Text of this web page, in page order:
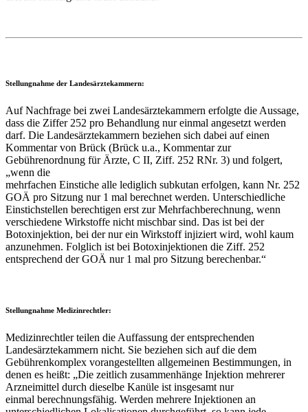
Stellungnahme der Landesärztekammern:
Auf Nachfrage bei zwei Landesärztekammern erfolgte die Aussage,
dass die Ziffer 252 pro Behandlung nur einmal angesetzt werden
darf. Die Landesärztekammern beziehen sich dabei auf einen
Kommentar von Brück (Brück u.a., Kommentar zur
Gebührenordnung für Ärzte, C II, Ziff. 252 RNr. 3) und folgert,
„wenn die
mehrfachen Einstiche alle lediglich subkutan erfolgen, kann Nr. 252
GOÄ pro Sitzung nur 1 mal berechnet werden. Unterschiedliche
Einstichstellen berechtigen erst zur Mehrfachberechnung, wenn
verschiedene Wirkstoffe nicht mischbar sind. Das ist bei der
Botoxinjektion, bei der nur ein Wirkstoff injiziert wird, wohl kaum
anzunehmen. Folglich ist bei Botoxinjektionen die Ziff. 252
entsprechend der GOÄ nur 1 mal pro Sitzung berechenbar.“
Stellungnahme Medizinrechtler:
Medizinrechtler teilen die Auffassung der entsprechenden
Landesärztekammern nicht. Sie beziehen sich auf die dem
Gebührenkomplex vorangestellten allgemeinen Bestimmungen, in
denen es heißt: „Die zeitlich zusammenhänge Injektion mehrerer
Arzneimittel durch dieselbe Kanüle ist insgesamt nur
einmal berechnungsfähig. Werden mehrere Injektionen an